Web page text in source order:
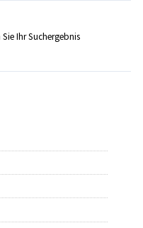
Ihr Suchergebnis